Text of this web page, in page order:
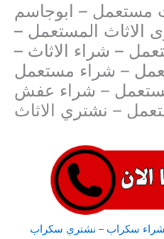
مستعمل – ابوجاسم
– نشترى الاثاث المستعمل –
– شراء الاثاث –
– شراء مستعمل
– شراء عفش
– نشتري الاثاث
شراء سكراب – نشتري سكراب